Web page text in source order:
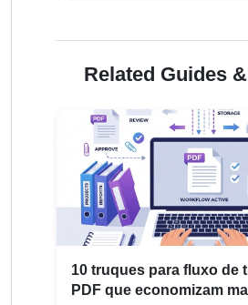
Related Guides
10 truques para fluxo de
PDF que economizam